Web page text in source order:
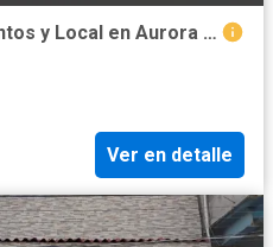
Inmueble con Departamentos y Local en Aurora 1 Nezahualcoyotl, Estado De México
Ver en detalle